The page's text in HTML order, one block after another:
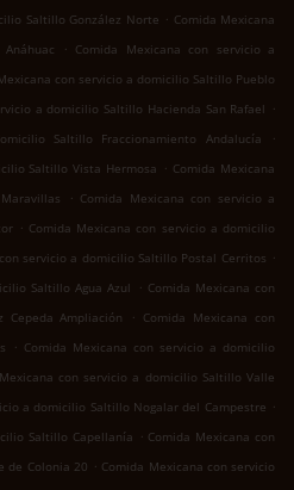
Saltillo González Norte . Comida Mexicana
. Comida Mexicana con servicio a
con servicio a domicilio Saltillo Pueblo
a domicilio Saltillo Hacienda San Rafael .
Saltillo Fraccionamiento Andalucía
.
Saltillo Vista Hermosa . Comida Mexicana
. Comida Mexicana con servicio a
. Comida Mexicana con servicio a domicilio
servicio a domicilio Saltillo Postal Cerritos .
Saltillo Agua Azul
. Comida Mexicana con
Ampliación
. Comida Mexicana con
. Comida Mexicana con servicio a domicilio
con servicio a domicilio Saltillo Valle
a domicilio Saltillo Nogalar del Campestre .
Saltillo Capellanía . Comida Mexicana con
de Colonia 20 . Comida Mexicana con servicio